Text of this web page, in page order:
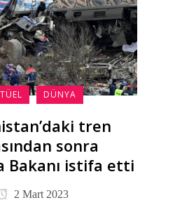
DÜNYA
tren
sonra
Bakanı istifa etti
2 Mart 2023